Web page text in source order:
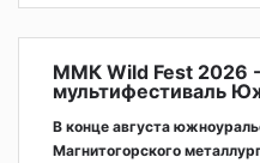
ММК Wild Fest 2026
мультифестиваль
В конце августа
Магнитогорского